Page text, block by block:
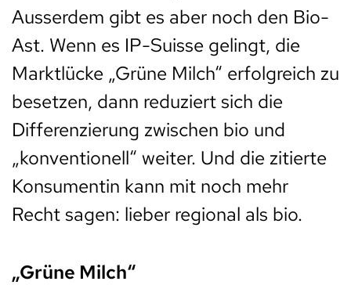
Ausserdem gibt es aber noch den Bio-
Ast. Wenn es IP-Suisse gelingt, die
Marktlücke „Grüne Milch“ erfolgreich zu
besetzen, dann reduziert sich die
Differenzierung zwischen bio und
„konventionell“ weiter. Und die zitierte
Konsumentin kann mit noch mehr
Recht sagen: lieber regional als bio.
„Grüne Milch“